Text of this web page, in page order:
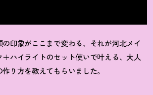
印象がここまで変わる、それが河北メイ
ハイライトのセット使いで叶える、大人
り方を教えてもらいました。